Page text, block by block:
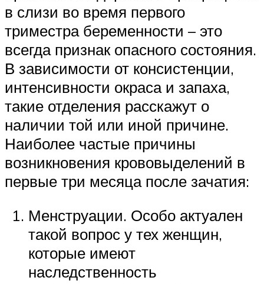
в слизи во время первого
триместра беременности – это
всегда признак опасного состояния.
В зависимости от консистенции,
интенсивности окраса и запаха,
такие отделения расскажут о
наличии той или иной причине.
Наиболее частые причины
возникновения крововыделений в
первые три месяца после зачатия:
Менструации. Особо актуален
такой вопрос у тех женщин,
которые имеют
наследственность